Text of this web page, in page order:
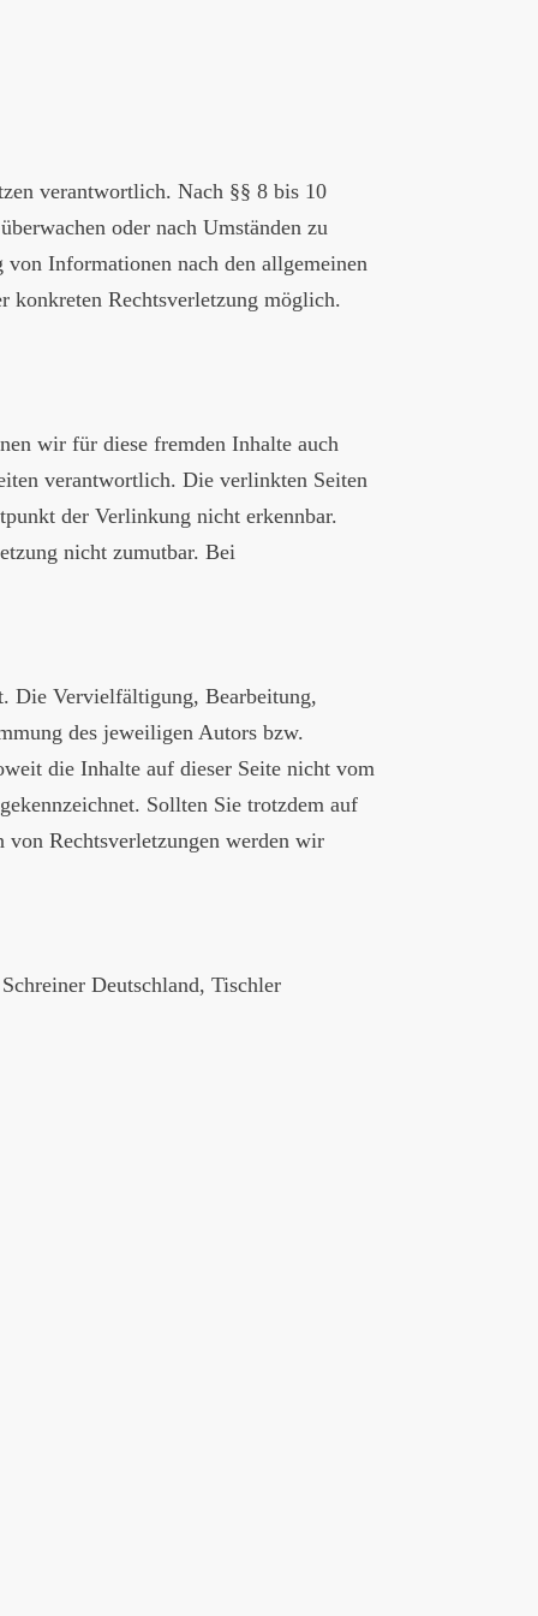
verantwortlich. Nach §§ 8 bis 10
oder nach Umständen zu
Informationen nach den allgemeinen
konkreten Rechtsverletzung möglich.
wir für diese fremden Inhalte auch
verantwortlich. Die verlinkten Seiten
der Verlinkung nicht erkennbar.
nicht zumutbar. Bei
Die Vervielfältigung, Bearbeitung,
des jeweiligen Autors bzw.
die Inhalte auf dieser Seite nicht vom
Sollten Sie trotzdem auf
Rechtsverletzungen werden wir
Deutschland, Tischler